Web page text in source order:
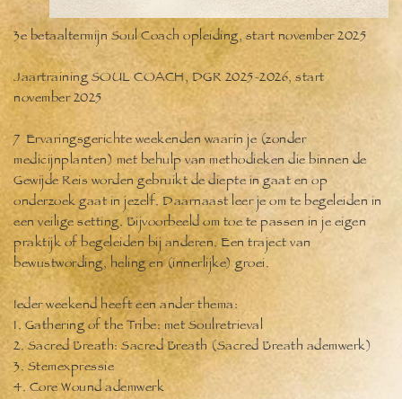
3e betaaltermijn Soul Coach opleiding, start november 2025
Jaartraining SOUL COACH, DGR 2025-2026, start
november 2025
7 Ervaringsgerichte weekenden waarin je (zonder
medicijnplanten) met behulp van methodieken die binnen de
Gewijde Reis worden gebruikt de diepte in gaat en op
onderzoek gaat in jezelf. Daarnaast leer je om te begeleiden in
een veilige setting. Bijvoorbeeld om toe te passen in je eigen
praktijk of begeleiden bij anderen. Een traject van
bewustwording, heling en (innerlijke) groei.
Ieder weekend heeft een ander thema:
1. Gathering of the Tribe: met Soulretrieval
2. Sacred Breath: Sacred Breath (Sacred Breath ademwerk)
3. Stemexpressie
4. Core Wound ademwerk